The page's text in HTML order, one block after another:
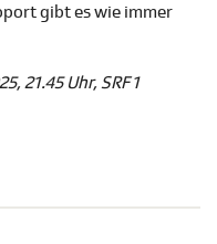
gibt es wie immer
21.45 Uhr, SRF 1